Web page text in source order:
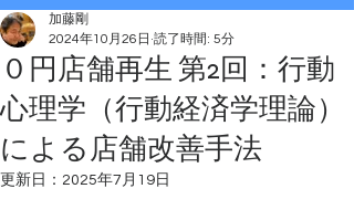
０円店舗再生 第2回：行動
心理学（行動経済学理論）
による店舗改善手法
加藤剛
2024年10月26日 読了時間: 5分
更新日： 2025年7月19日